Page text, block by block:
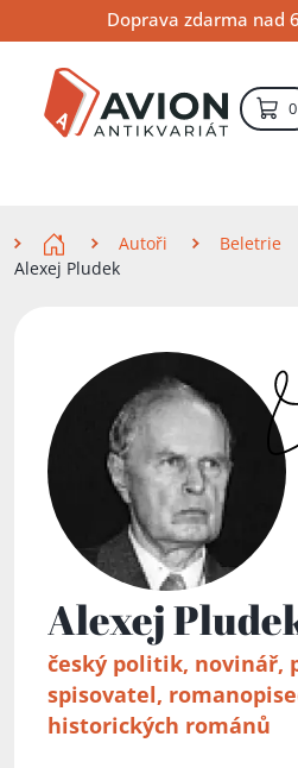
na
obsah
na
navigaci
na
vyhledávání
Doprava zdarma nad
0
Autoři Beletrie
Alexej Pludek
Alexej
český politik, novinář,
spisovatel,
historických románů